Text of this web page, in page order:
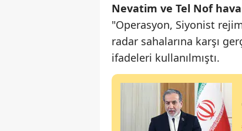
Nevatim ve Tel Nof
"Operasyon, Siyonist
radar sahalarına karşı
ifadeleri kullanılmıştı.